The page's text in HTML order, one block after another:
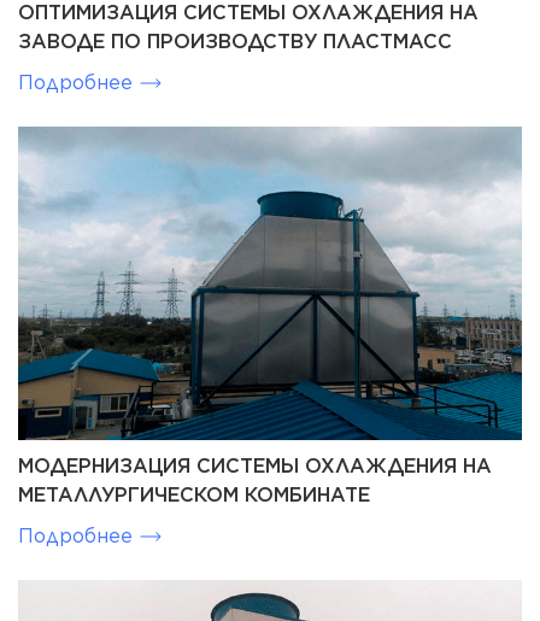
ОПТИМИЗАЦИЯ СИСТЕМЫ ОХЛАЖДЕНИЯ НА
ЗАВОДЕ ПО ПРОИЗВОДСТВУ ПЛАСТМАСС
Подробнее
МОДЕРНИЗАЦИЯ СИСТЕМЫ ОХЛАЖДЕНИЯ НА
МЕТАЛЛУРГИЧЕСКОМ КОМБИНАТЕ
Подробнее